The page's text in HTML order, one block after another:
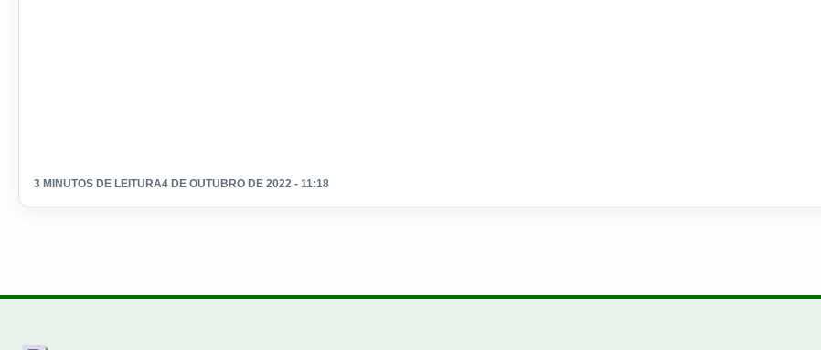
3 MINUTOS DE LEITURA4 DE OUTUBRO DE 2022 - 11:18